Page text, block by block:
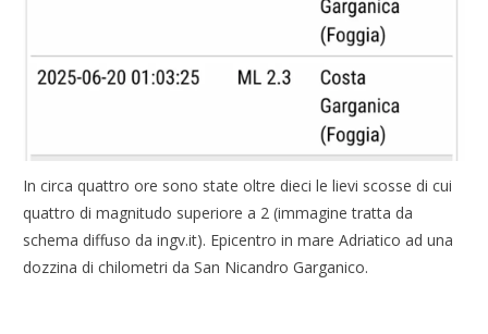
In circa quattro ore sono state oltre dieci le lievi scosse di cui
quattro di magnitudo superiore a 2 (immagine tratta da
schema diffuso da ingv.it). Epicentro in mare Adriatico ad una
dozzina di chilometri da San Nicandro Garganico.